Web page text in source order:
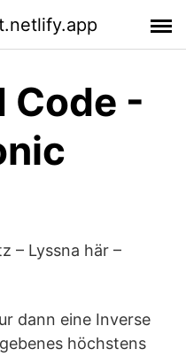
Code -
– Lyssna här –
dann eine Inverse
höchstens